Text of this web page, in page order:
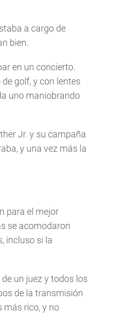
a cargo de
bien.
en un concierto.
golf, y con lentes
uno maniobrando
Jr. y su campaña
y una vez más la
para el mejor
se acomodaron
incluso si la
un juez y todos los
de la transmisión
más rico, y no